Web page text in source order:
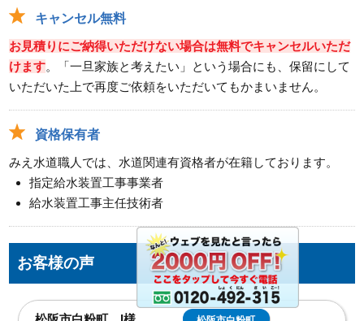
キャンセル無料
お見積りにご納得いただけない場合は無料でキャンセルいただ
けます。「一旦家族と考えたい」という場合にも、保留にして
いただいた上で再度ご依頼をいただいてもかまいません。
資格保有者
みえ水道職人では、水道関連有資格者が在籍しております。
指定給水装置工事事業者
給水装置工事主任技術者
お客様の声